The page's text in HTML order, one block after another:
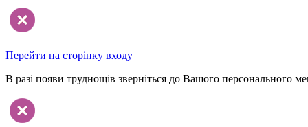
Перейти на сторінку входу
В разі появи труднощів зверніться до Вашого персонального